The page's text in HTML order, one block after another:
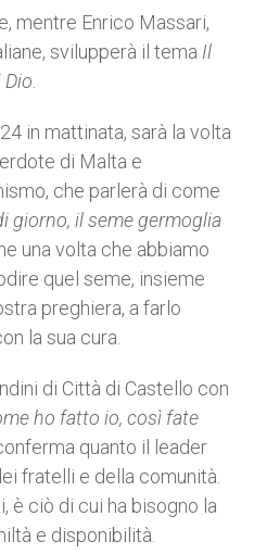
mentre Enrico Massari,
svilupperà il tema Il
in mattinata, sarà la volta
di Malta e
che parlerà di come
giorno, il seme germoglia
una volta che abbiamo
quel seme, insieme
preghiera, a farlo
la sua cura.
di Città di Castello con
ho fatto io, così fate
quanto il leader
fratelli e della comunità.
è ciò di cui ha bisogno la
e disponibilità.